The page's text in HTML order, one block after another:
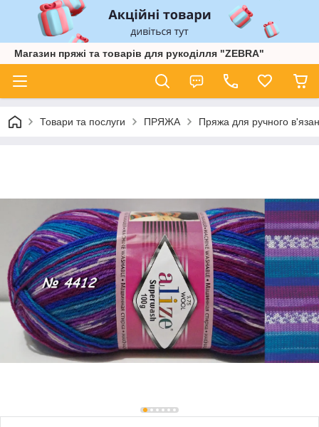
Магазин пряжі та товарів для рукоділля "ZEBRA"
Товари та послуги ПРЯЖА Пряжа для ручного